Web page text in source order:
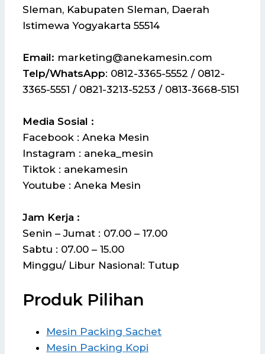
Sleman, Kabupaten Sleman, Daerah
Istimewa Yogyakarta 55514
Email: marketing@anekamesin.com
Telp/WhatsApp: 0812-3365-5552 / 0812-
3365-5551 / 0821-3213-5253 / 0813-3668-5151
Media Sosial :
Facebook : Aneka Mesin
Instagram : aneka_mesin
Tiktok : anekamesin
Youtube : Aneka Mesin
Jam Kerja :
Senin – Jumat : 07.00 – 17.00
Sabtu : 07.00 – 15.00
Minggu/ Libur Nasional: Tutup
Produk Pilihan
Mesin Packing Sachet
Mesin Packing Kopi